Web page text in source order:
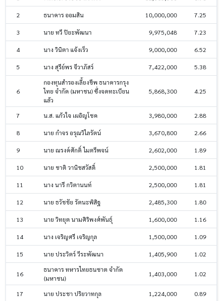
2 ธนาคาร ออมสิน 10,000,000 7.25
3 นาย ทวี ปิยะพัฒนา 9,975,048 7.23
4 นาง วินิตา แจ้งเร็ว 9,000,000 6.52
5 นาง สุรีย์พร จีวาภัสร์ 7,422,000 5.38
6
กองทุนสำรองเลี้ยงชีพ ธนาคารกรุง
ไทย จำกัด (มหาชน) ซึ่งจดทะเบียน
แล้ว
5,868,300 4.25
7 น.ส. แก้วใจ เผอิญโชค 3,980,000 2.88
8 นาย กำจร อรุณวิไลรัตน์ 3,670,800 2.66
9 นาย ณรงค์ศักดิ์ ไมตรีพจน์ 2,602,000 1.89
10 นาย ชาติ วานิชสวัสดิ์ 2,500,000 1.81
11 นาง นารี กวิตานนท์ 2,500,000 1.81
12 นาย ธวัชชัย รัตนะพิสิฐ 2,485,300 1.80
13 นาย วิทยุต นามศิริพงศ์พันธุ์ 1,600,000 1.16
14 นาง เจริญศรี เจริญกุล 1,500,000 1.09
15 นาย ประวิตร์ วีระพัฒนา 1,405,900 1.02
16
ธนาคาร ทหารไทยธนชาต จำกัด
(มหาชน)
1,403,000 1.02
17 นาย ประชา ปริยวาทกุล 1,224,000 0.89